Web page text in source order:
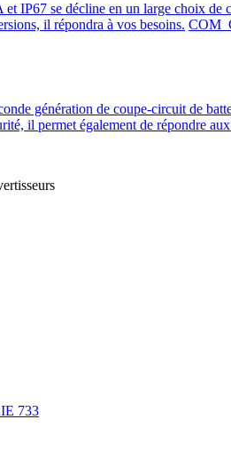
IP67 se décline en un large choix
il répondra à vos besoins.
génération de coupe-circuit de
il permet également de répondre
733